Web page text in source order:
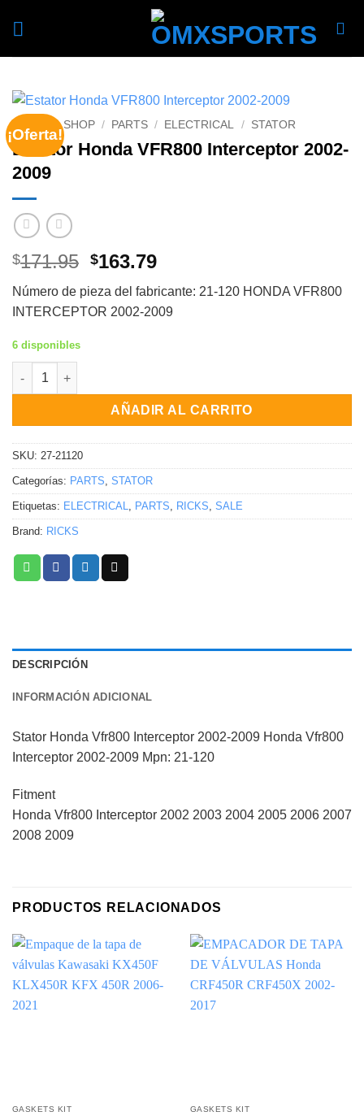
¡Oferta!
SHOP / PARTS / ELECTRICAL / STATOR
Estator Honda VFR800 Interceptor 2002-
2009
$171.95 Original
was:
$171.95.
$163.79Current
is:
$163.79.
Número de pieza del fabricante: 21-120 HONDA VFR800
INTERCEPTOR 2002-2009
6 disponibles
Estator Honda VFR800 Interceptor 2002-2009 cantidad
AÑADIR AL CARRITO
SKU: 27-21120
Categorías: PARTS, STATOR
Etiquetas: ELECTRICAL, PARTS, RICKS, SALE
Brand: RICKS
DESCRIPCIÓN
INFORMACIÓN ADICIONAL
Stator Honda Vfr800 Interceptor 2002-2009 Honda Vfr800
Interceptor 2002-2009 Mpn: 21-120
Fitment
Honda Vfr800 Interceptor 2002 2003 2004 2005 2006 2007
2008 2009
PRODUCTOS RELACIONADOS
GASKETS KIT GASKETS KIT